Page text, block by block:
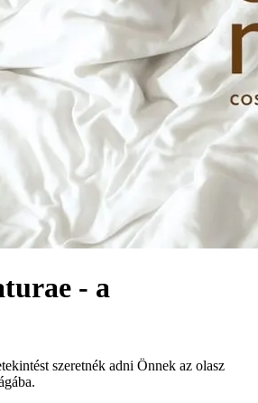
- a
szeretnék adni Önnek az olasz